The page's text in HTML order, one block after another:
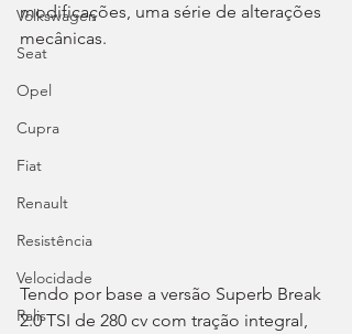
Volkswagen
Seat
Opel
Cupra
Fiat
Renault
Resistência
Velocidade
Ralis
modificações, uma série de alterações
mecânicas.
Tendo por base a versão Superb Break
2.0 TSI de 280 cv com tração integral,